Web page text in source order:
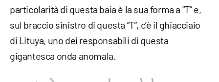
particolarità di questa baia è la sua forma a “T” e,
sul braccio sinistro di questa “T”, c’è il ghiacciaio
di Lituya, uno dei responsabili di questa
gigantesca onda anomala.